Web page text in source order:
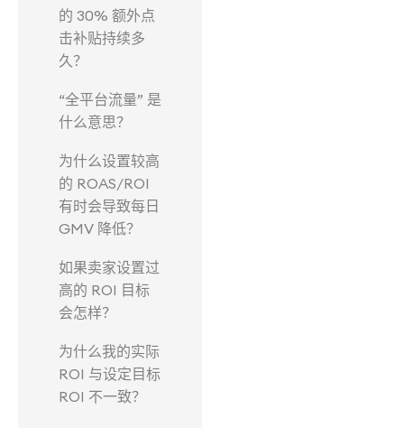
的 30% 额外点
击补贴持续多
久？
“全平台流量” 是
什么意思？
为什么设置较高
的 ROAS/ROI
有时会导致每日
GMV 降低？
如果卖家设置过
高的 ROI 目标
会怎样？
为什么我的实际
ROI 与设定目标
ROI 不一致？